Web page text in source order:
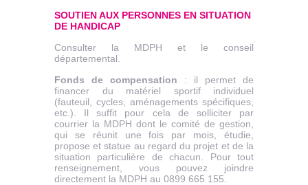
SOUTIEN AUX PERSONNES EN SITUATION
DE HANDICAP
Consulter la MDPH et le conseil
départemental.
Fonds de compensation : il permet de
financer du matériel sportif individuel
(fauteuil, cycles, aménagements spécifiques,
etc.). Il suffit pour cela de solliciter par
courrier la MDPH dont le comité de gestion,
qui se réunit une fois par mois, étudie,
propose et statue au regard du projet et de la
situation particulière de chacun. Pour tout
renseignement, vous pouvez joindre
directement la MDPH au 0899 665 155.